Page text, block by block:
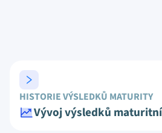
HISTORIE VÝSLEDKŮ MATURITY
Vývoj výsledků